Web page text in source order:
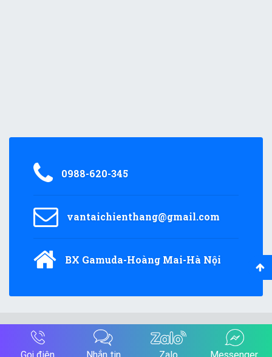
0988-620-345
vantaichienthang@gmail.com
BX Gamuda-Hoàng Mai-Hà Nội
vantaichienthang.com All Rights Reserved.